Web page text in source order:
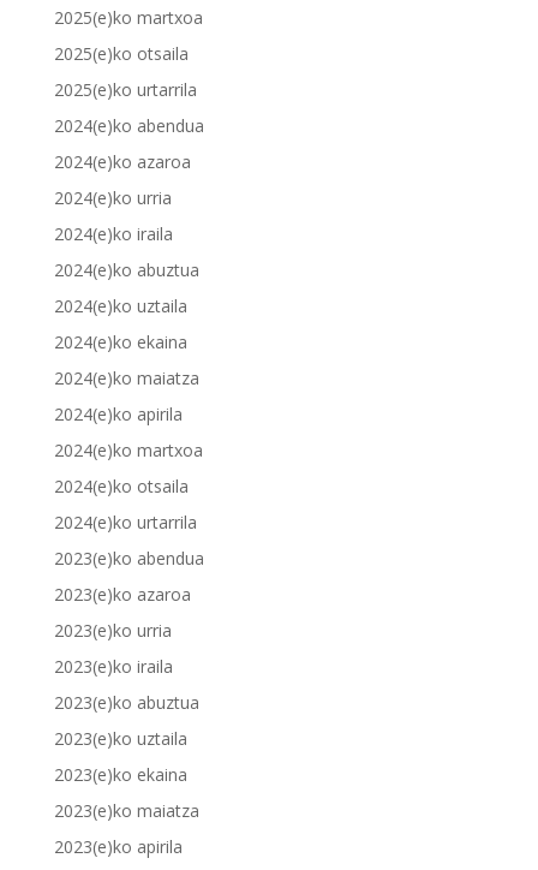
2025(e)ko martxoa
2025(e)ko otsaila
2025(e)ko urtarrila
2024(e)ko abendua
2024(e)ko azaroa
2024(e)ko urria
2024(e)ko iraila
2024(e)ko abuztua
2024(e)ko uztaila
2024(e)ko ekaina
2024(e)ko maiatza
2024(e)ko apirila
2024(e)ko martxoa
2024(e)ko otsaila
2024(e)ko urtarrila
2023(e)ko abendua
2023(e)ko azaroa
2023(e)ko urria
2023(e)ko iraila
2023(e)ko abuztua
2023(e)ko uztaila
2023(e)ko ekaina
2023(e)ko maiatza
2023(e)ko apirila